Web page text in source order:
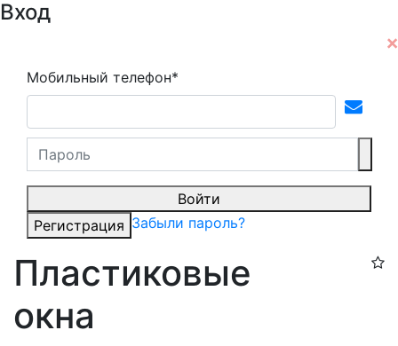
Вход
Мобильный телефон*
Войти
Регистрация Забыли пароль?
Пластиковые
окна